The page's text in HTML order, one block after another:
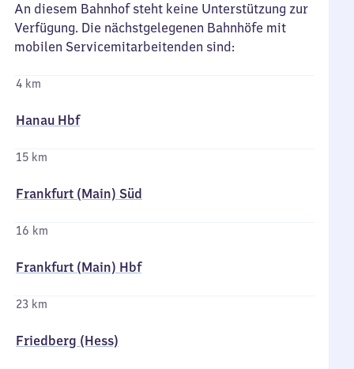
An diesem Bahnhof steht keine Unterstützung zur
Verfügung. Die nächstgelegenen Bahnhöfe mit
mobilen Servicemitarbeitenden sind:
4 km
Hanau Hbf
15 km
Frankfurt (Main) Süd
16 km
Frankfurt (Main) Hbf
23 km
Friedberg (Hess)